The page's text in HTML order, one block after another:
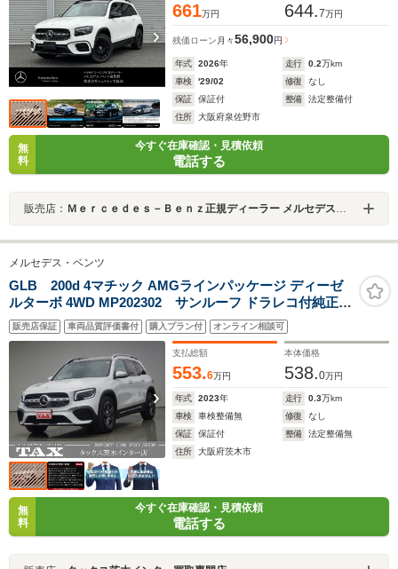
661万円 644.7万円
残価ローン 月々56,900円
年式 2026年 走行 0.2万km
車検
'29/02 修復
なし
保証
保証付 整備
法定整備付
住所
大阪府泉佐野市
無
料
今すぐ在庫確認・見積依頼
電話する
販売店： Ｍｅｒｃｅｄｅｓ－Ｂｅｎｚ正規ディーラー メルセデス・ベンツ泉佐野
メルセデス・ベンツ
GLB 200d 4マチック AMGラインパッケージ ディーゼ
ルターボ 4WD MP202302 サンルーフ ドラレコ付純正デ
ジタルミラー 360°カメラ フットトランクオープナー
MBUXナビTV ワイヤレスチャージング イルミネーテッド
ステップカバー 1オナ 禁煙車
販売店保証 車両品質評価書付 購入プラン付 オンライン相談可
支払総額
553.6万円
本体価格
538.0万円
年式 2023年 走行 0.3万km
車検
車検整備無 修復
なし
保証
保証付 整備
法定整備無
住所
大阪府茨木市
無
料
今すぐ在庫確認・見積依頼
電話する